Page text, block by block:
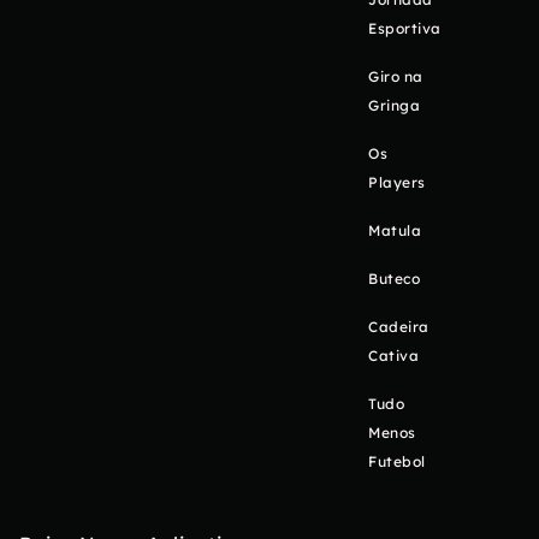
Esportiva
Giro na
Gringa
Os
Players
Matula
Buteco
Cadeira
Cativa
Tudo
Menos
Futebol